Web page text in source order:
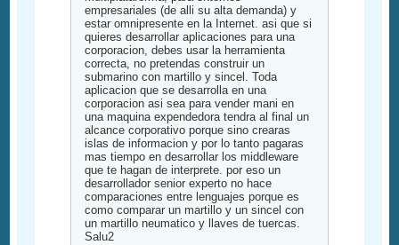
empresariales (de alli su alta demanda) y
estar omnipresente en la Internet. asi que si
quieres desarrollar aplicaciones para una
corporacion, debes usar la herramienta
correcta, no pretendas construir un
submarino con martillo y sincel. Toda
aplicacion que se desarrolla en una
corporacion asi sea para vender mani en
una maquina expendedora tendra al final un
alcance corporativo porque sino crearas
islas de informacion y por lo tanto pagaras
mas tiempo en desarrollar los middleware
que te hagan de interprete. por eso un
desarrollador senior experto no hace
comparaciones entre lenguajes porque es
como comparar un martillo y un sincel con
un martillo neumatico y llaves de tuercas.
Salu2